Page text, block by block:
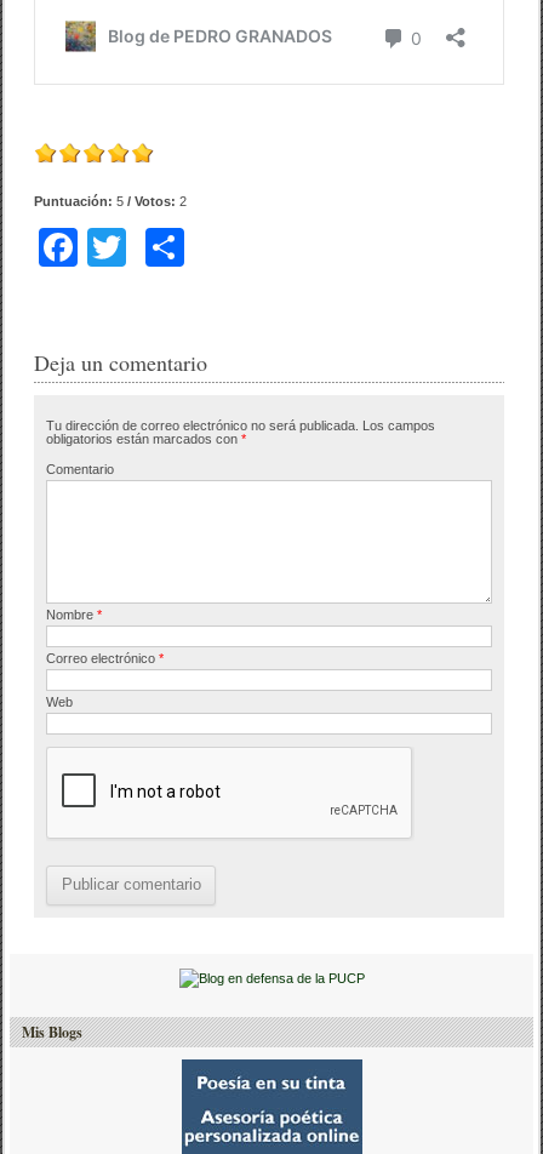
Puntuación:5 / Votos:2
F
e
o
o
er p
tir
Deja un comentario
Tu dirección de correo electrónico no será publicada. Los campos
obligatorios están marcados con*
Comentario
Nombre*
Correo electrónico*
Web
Mis Blogs